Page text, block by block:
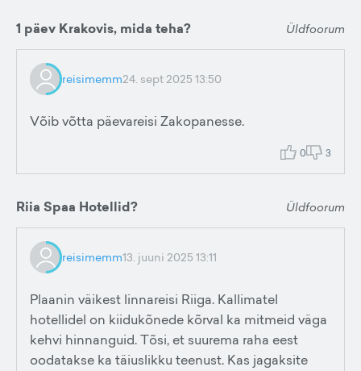
1 päev Krakovis, mida teha? Üldfoorum
reisimemm24. sept 2025 13:50
Võib võtta päevareisi Zakopanesse.
0 3
Riia Spaa Hotellid? Üldfoorum
reisimemm13. juuni 2025 13:11
Plaanin väikest linnareisi Riiga. Kallimatel
hotellidel on kiidukõnede kõrval ka mitmeid väga
kehvi hinnanguid. Tõsi, et suurema raha eest
oodatakse ka täiuslikku teenust. Kas jagaksite